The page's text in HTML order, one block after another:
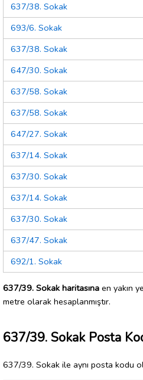
637/38. Sokak
693/6. Sokak
637/38. Sokak
647/30. Sokak
637/58. Sokak
637/58. Sokak
647/27. Sokak
637/14. Sokak
637/30. Sokak
637/14. Sokak
637/30. Sokak
637/47. Sokak
692/1. Sokak
637/39. Sokak haritasına en yakın
metre olarak hesaplanmıştır.
637/39. Sokak Posta
637/39. Sokak ile aynı posta kodu